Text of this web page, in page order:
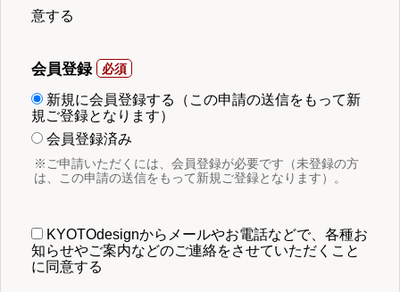
意する
会員登録
新規に会員登録する（この申請の送信をもって新
規ご登録となります）
会員登録済み
※ご申請いただくには、会員登録が必要です（未登録の方
は、この申請の送信をもって新規ご登録となります）。
KYOTOdesignからメールやお電話などで、各種お
知らせやご案内などのご連絡をさせていただくこと
に同意する